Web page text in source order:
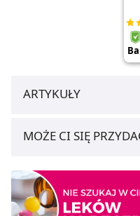
ARTYKUŁY
MOŻE CI SIĘ